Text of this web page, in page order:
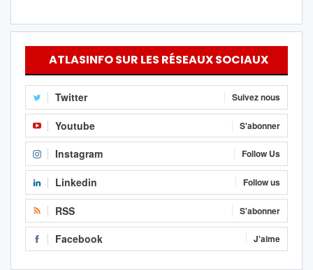
ATLASINFO SUR LES RÉSEAUX SOCIAUX
Twitter Suivez nous
Youtube S'abonner
Instagram Follow Us
Linkedin Follow us
RSS S'abonner
Facebook J'aime